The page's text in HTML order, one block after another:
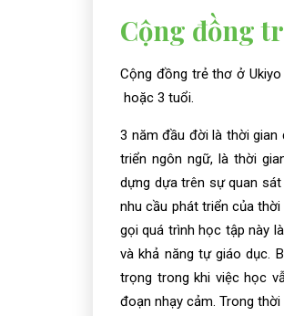
Cộng đồng
Cộng đồng trẻ thơ ở
hoặc 3 tuổi.
3 năm đầu đời là thời gian
triển ngôn ngữ, là thời
dựng dựa trên sự quan
nhu cầu phát triển của
gọi quá trình học tập này
và khả năng tự giáo dục.
trọng trong khi việc học
đoạn nhạy cảm. Trong